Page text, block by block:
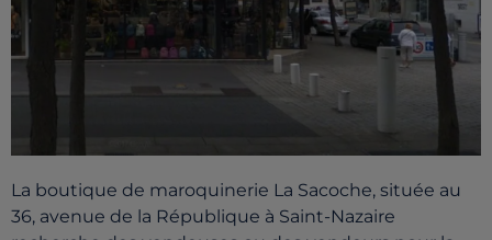
La boutique de maroquinerie La Sacoche, située au
36, avenue de la République à Saint-Nazaire